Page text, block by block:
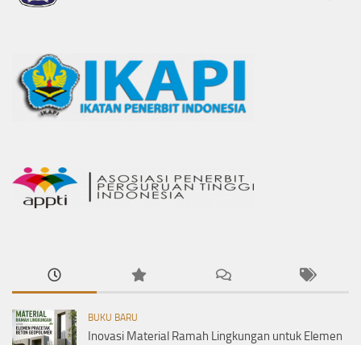
BUKU BARU
Inovasi Material Ramah Lingkungan untuk Elemen